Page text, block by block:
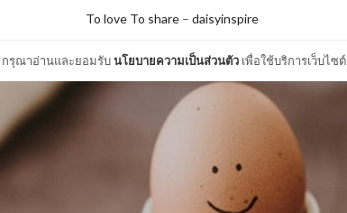
กรุณาอ่านและยอมรับนโยบายความเป็นส่วนตัว เพื่อใช้บริการเว็บไซต์
To love To share – daisyinspire